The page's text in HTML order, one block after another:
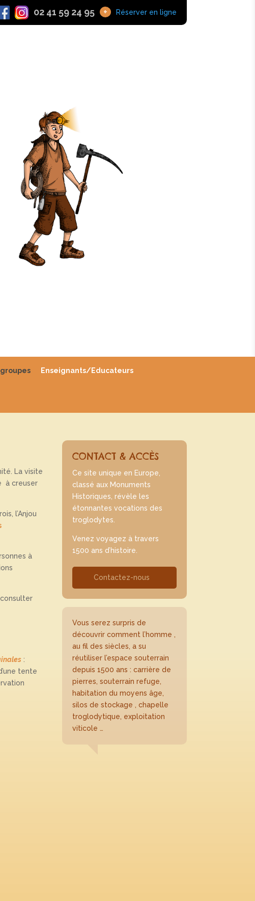
02 41 59 24 95 + Réserver en ligne
Enseignants/Educateurs
La visite
à creuser
l’Anjou
à
:
tente
CONTACT & ACCÈS
Ce site unique en Europe,
classé aux Monuments
Historiques, révèle les
étonnantes vocations des
troglodytes.
Venez voyagez à travers
1500 ans d’histoire.
Contactez-nous
Vous serez surpris de
découvrir comment l’homme ,
au fil des siècles, a su
réutiliser l’espace souterrain
depuis 1500 ans : carrière de
pierres, souterrain refuge,
habitation du moyens âge,
silos de stockage , chapelle
troglodytique, exploitation
viticole …